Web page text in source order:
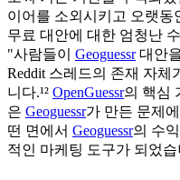
이어를 소외시키고 오랫동
무료 대안에 대한 엄청난
"사람들이 Geoguessr대안
Reddit 스레드의 존재 자체
니다.¹² OpenGuessr의 핵심
은 Geoguessr가 만든 문제
떤 면에서 Geoguessr의 수
적인 마케팅 도구가 되었습